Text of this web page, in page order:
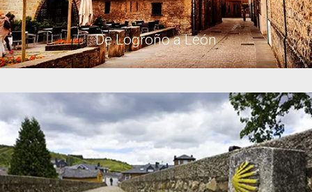
De Logroño a León